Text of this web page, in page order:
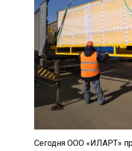
Сегодня ООО «ИЛАРТ»